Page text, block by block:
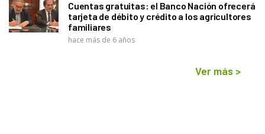
Cuentas gratuitas: el Banco Nación ofrecerá
tarjeta de débito y crédito a los agricultores
familiares
hace más de 6 años
Ver más >